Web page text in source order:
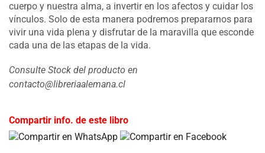
cuerpo y nuestra alma, a invertir en los afectos y cuidar los
vínculos. Solo de esta manera podremos prepararnos para
vivir una vida plena y disfrutar de la maravilla que esconde
cada una de las etapas de la vida.
Consulte Stock del producto en
contacto@libreriaalemana.cl
Compartir info. de este libro